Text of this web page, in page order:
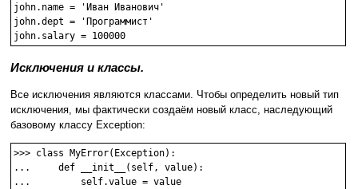
john.name = 'Иван Иванович'
john.dept = 'Программист'
Исключения и классы.
Все исключения являются классами. Чтобы определить новый тип
исключения, мы фактически создаём новый класс, наследующий
базовому классу Exception:
>>> class MyError(Exception):
...     def __init__(self, value):
...         self.value = value